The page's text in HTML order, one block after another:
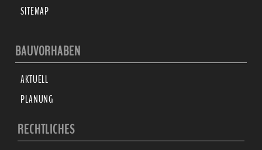
SITEMAP
BAUVORHABEN
AKTUELL
PLANUNG
RECHTLICHES